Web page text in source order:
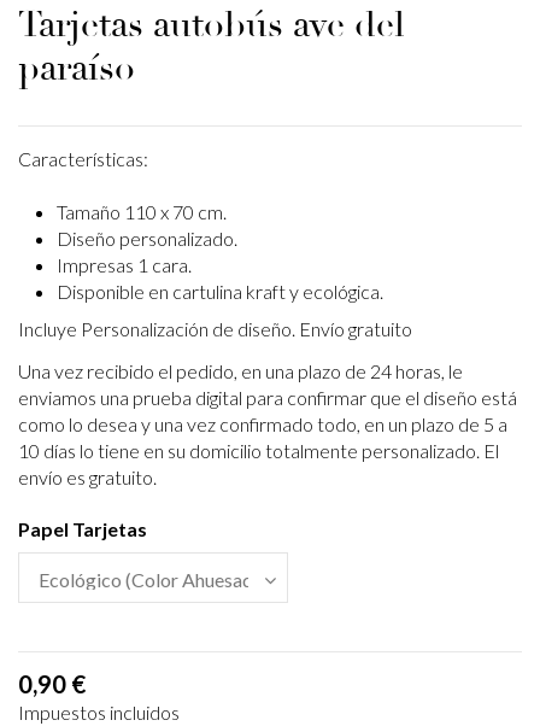
Tarjetas autobús ave del
paraíso
Características:
Tamaño 110 x 70 cm.
Diseño personalizado.
Impresas 1 cara.
Disponible en cartulina kraft y ecológica.
Incluye Personalización de diseño. Envío gratuito
Una vez recibido el pedido, en una plazo de 24 horas, le
enviamos una prueba digital para confirmar que el diseño está
como lo desea y una vez confirmado todo, en un plazo de 5 a
10 días lo tiene en su domicilio totalmente personalizado. El
envío es gratuito.
Papel Tarjetas
0,90 €
Impuestos incluidos